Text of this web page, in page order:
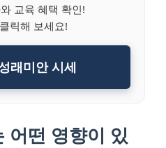
교육 혜택 확인!
릭해 보세요!
래미안 시세
어떤 영향이 있